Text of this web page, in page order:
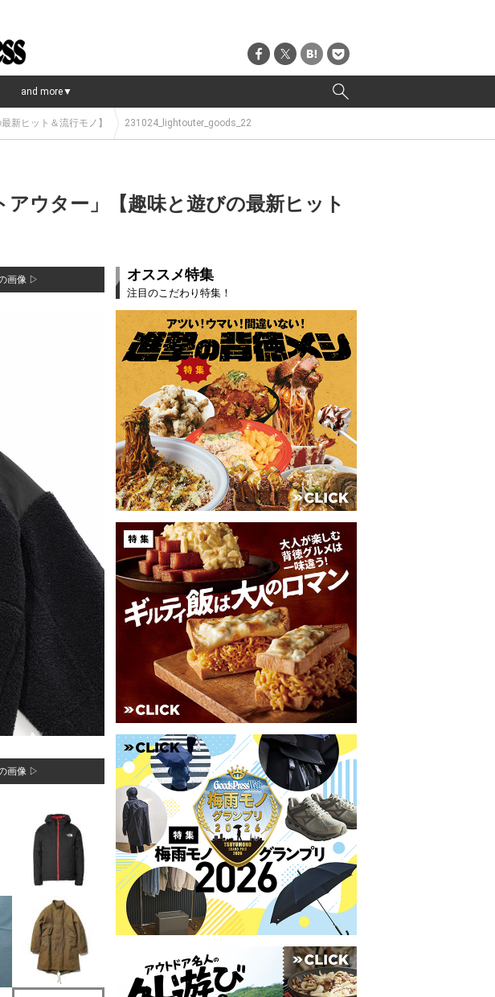
and more▼
新ヒット＆流行モノ】 231024_lightouter_goods_22
ウター」【趣味と遊びの最新ヒット
画像 ▷
画像 ▷
オススメ特集
注目のこだわり特集！